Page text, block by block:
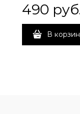
490
В